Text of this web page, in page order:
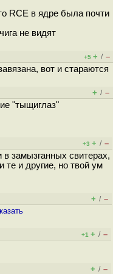
RCE в ядре была почти
не видят
+5 + / –
вот и стараются
+ / –
"тыщиглаз"
+3 + / –
замызганных свитерах,
и другие, но твой ум
+ / –
+1 + / –
+ / –